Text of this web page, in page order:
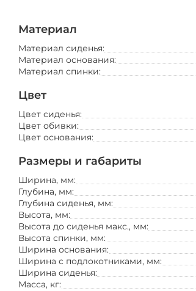
кресла
столы
home office
полки
вешалки
Материал
Материал сиденья:
Материал основания:
Материал спинки:
Цвет
Цвет сиденья:
Цвет обивки:
Цвет основания:
Размеры и габариты
Ширина, мм:
Глубина, мм:
Глубина сиденья, мм:
Высота, мм:
Высота до сиденья макс., мм:
Высота спинки, мм:
Ширина основания:
Ширина с подлокотниками, мм:
Ширина сиденья:
Масса, кг: